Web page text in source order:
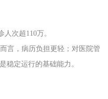
次超110万。
言，病历负担更轻；对医院管
稳定运行的基础能力。